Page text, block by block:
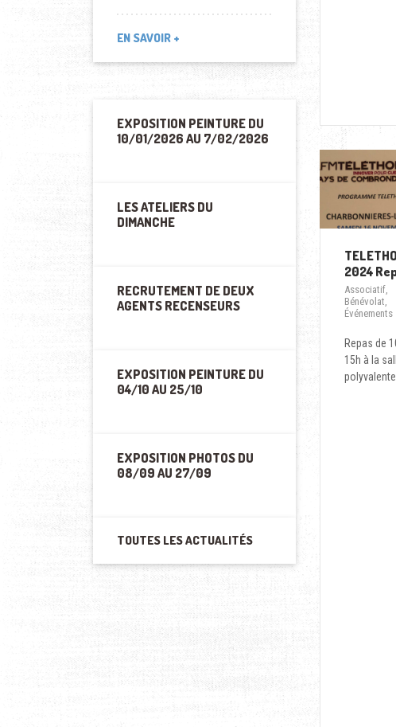
2024
Associatif
Bénévolat
Événements
Repas de
15h à la
polyvalente
EN SAVOIR +
EXPOSITION PEINTURE DU
10/01/2026 AU 7/02/2026
LES ATELIERS DU
DIMANCHE
RECRUTEMENT DE DEUX
AGENTS RECENSEURS
EXPOSITION PEINTURE DU
04/10 AU 25/10
EXPOSITION PHOTOS DU
08/09 AU 27/09
TOUTES LES ACTUALITÉS